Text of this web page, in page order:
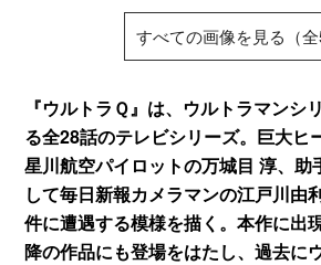
すべての画像を見る（全
『ウルトラＱ』は、ウルトラマンシ
る全28話のテレビシリーズ。巨大ヒ
星川航空パイロットの万城目 淳、助
して毎日新報カメラマンの江戸川由
件に遭遇する模様を描く。本作に出
降の作品にも登場をはたし、過去に